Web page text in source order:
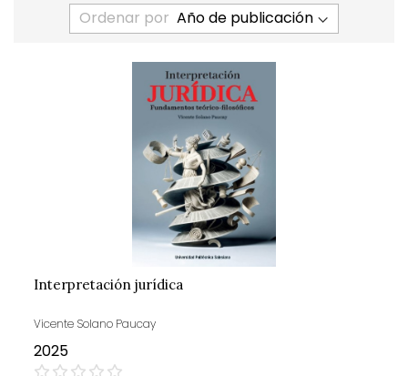
Ordenar por
Interpretación jurídica
Vicente Solano Paucay
2025